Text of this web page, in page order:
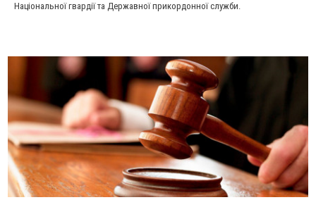
Національної гвардії та Державної прикордонної служби.